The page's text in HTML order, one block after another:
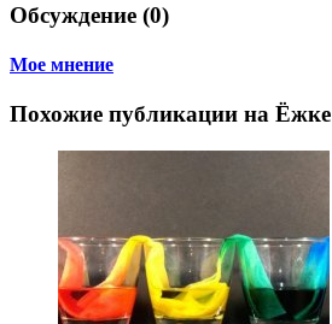
Обсуждение (0)
Мое мнение
Похожие публикации на Ёжке